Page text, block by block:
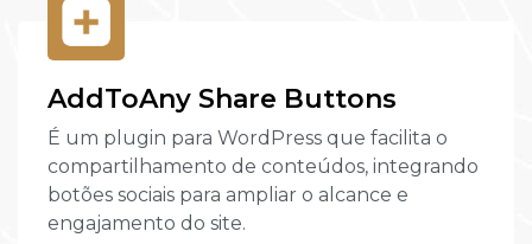
AddToAny Share Buttons
É um plugin para WordPress que facilita o
compartilhamento de conteúdos, integrando
botões sociais para ampliar o alcance e
engajamento do site.